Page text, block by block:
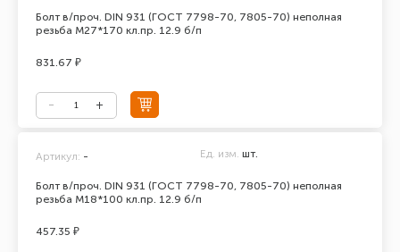
Болт в/проч. DIN 931 (ГОСТ 7798-70, 7805-70) неполная
резьба М27*170 кл.пр. 12.9 б/п
831.67 ₽
Болт в/проч. DIN 931 (ГОСТ 7798-70, 7805-70) неполная
резьба М18*100 кл.пр. 12.9 б/п
Артикул: - Ед. изм. шт.
457.35 ₽